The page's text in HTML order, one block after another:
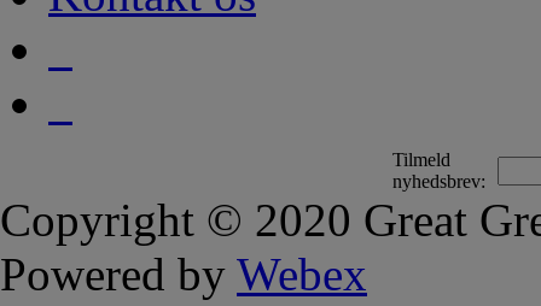
Tilmeld
nyhedsbrev:
Copyright © 2020 Great
Powered by Webex